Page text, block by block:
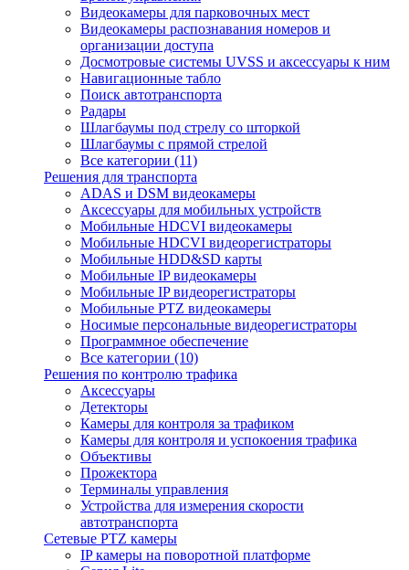
Видеокамеры для парковочных мест
Видеокамеры распознавания номеров и
организации доступа
Досмотровые системы UVSS и аксессуары к ним
Навигационные табло
Поиск автотранспорта
Радары
Шлагбаумы под стрелу со шторкой
Шлагбаумы с прямой стрелой
Все категории (11)
Решения для транспорта
ADAS и DSM видеокамеры
Аксессуары для мобильных устройств
Мобильные HDCVI видеокамеры
Мобильные HDCVI видеорегистраторы
Мобильные HDD&SD карты
Мобильные IP видеокамеры
Мобильные IP видеорегистраторы
Мобильные PTZ видеокамеры
Носимые персональные видеорегистраторы
Программное обеспечение
Все категории (10)
Решения по контролю трафика
Аксессуары
Детекторы
Камеры для контроля за трафиком
Камеры для контроля и успокоения трафика
Объективы
Прожектора
Терминалы управления
Устройства для измерения скорости
автотранспорта
Сетевые PTZ камеры
IP камеры на поворотной платформе